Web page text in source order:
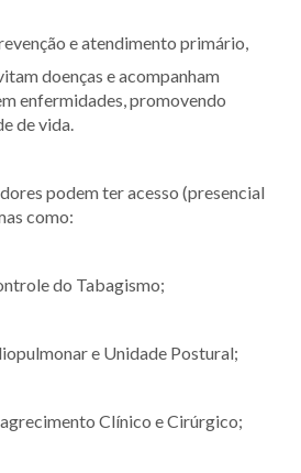
e atendimento primário,
doenças e acompanham
enfermidades, promovendo
de vida.
podem ter acesso (presencial
como:
do Tabagismo;
e Unidade Postural;
Clínico e Cirúrgico;